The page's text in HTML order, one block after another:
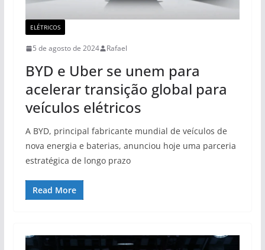
ELÉTRICOS
5 de agosto de 2024 Rafael
BYD e Uber se unem para
acelerar transição global para
veículos elétricos
A BYD, principal fabricante mundial de veículos de
nova energia e baterias, anunciou hoje uma parceria
estratégica de longo prazo
Read More